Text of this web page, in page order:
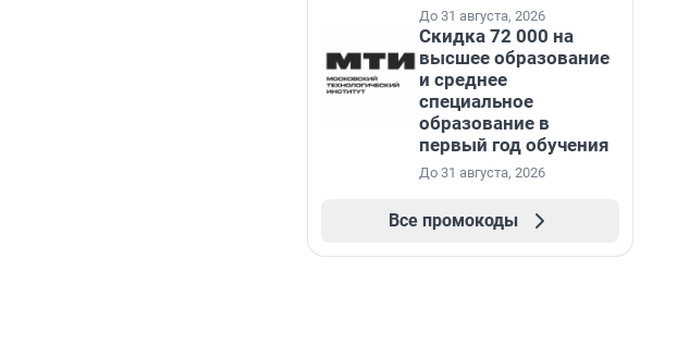
До 31 августа, 2026
Скидка 72 000 на
высшее образование
и среднее
специальное
образование в
первый год обучения
До 31 августа, 2026
Все промокоды